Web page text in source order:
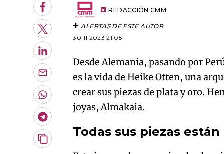
Facebook
Twitter
LinkedIn
Enviar
por
Email
Whatsapp
Telegram
Copiar
REDACCIÓN CMM
ALERTAS DE ESTE AUTOR
30.11.2023 21:05
Desde Alemania, pasando por
es la vida de Heike Otten, una
crear sus piezas de plata y oro.
joyas, Almakaia.
Todas sus piezas